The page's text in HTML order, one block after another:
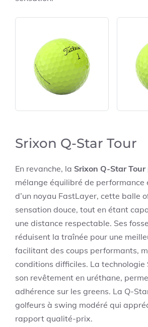
Srixon Q-Star Tour
En revanche, la Srixon Q-Star Tour
mélange équilibré de performance
d’un noyau FastLayer, cette balle
sensation douce, tout en étant
une distance respectable. Ses
réduisent la traînée pour une
facilitant des coups performants,
conditions difficiles. La technologie
son revêtement en uréthane,
adhérence sur les greens. La Q-
golfeurs à swing modéré qui
rapport qualité-prix.